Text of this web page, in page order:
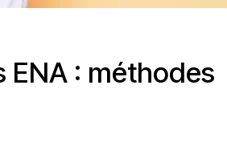
: méthodes